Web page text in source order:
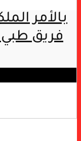
بالأمر
فريق طبي